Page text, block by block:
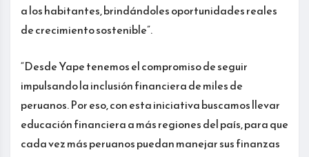
a los habitantes, brindándoles oportunidades reales
de crecimiento sostenible”.
“Desde Yape tenemos el compromiso de seguir
impulsando la inclusión financiera de miles de
peruanos. Por eso, con esta iniciativa buscamos llevar
educación financiera a más regiones del país, para que
cada vez más peruanos puedan manejar sus finanzas